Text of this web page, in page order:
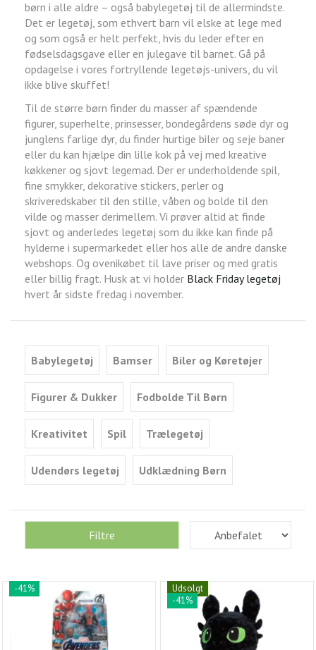
børn i alle aldre – også babylegetøj til de allermindste.
Det er legetøj, som ethvert barn vil elske at lege med
og som også er helt perfekt, hvis du leder efter en
fødselsdagsgave eller en julegave til barnet. Gå på
opdagelse i vores fortryllende legetøjs-univers, du vil
ikke blive skuffet!
Til de større børn finder du masser af spændende
figurer, superhelte, prinsesser, bondegårdens søde dyr og
junglens farlige dyr, du finder hurtige biler og seje baner
eller du kan hjælpe din lille kok på vej med kreative
køkkener og sjovt legemad. Der er underholdende spil,
fine smykker, dekorative stickers, perler og
skriveredskaber til den stille, våben og bolde til den
vilde og masser derimellem. Vi prøver altid at finde
sjovt og anderledes legetøj som du ikke kan finde på
hylderne i supermarkedet eller hos alle de andre danske
webshops. Og ovenikøbet til lave priser og med gratis
eller billig fragt. Husk at vi holder Black Friday legetøj
hvert år sidste fredag i november.
Babylegetøj Bamser Biler og Køretøjer
Figurer & Dukker Fodbolde Til Børn
Kreativitet Spil Trælegetøj
Udendørs legetøj Udklædning Børn
Filtre
-41%
Udsolgt
-41%